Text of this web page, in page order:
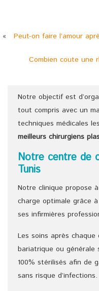
« Peut-on faire l’amour
Combien coute une
Notre objectif est
tout compris avec un
techniques médicales
meilleurs chirurgiens
Notre centre de
Tunis
Notre clinique propose
charge optimale grâce
ses infirmières
Les soins après
bariatrique ou générale
100% stérilisés afin de
sans risque d’infections.